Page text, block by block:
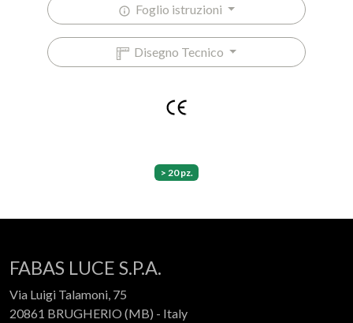
Foglio istruzioni
Disegno Tecnico
> 20 pz.
FABAS LUCE S.P.A.
Via Luigi Talamoni, 75
20861 BRUGHERIO (MB) - Italy